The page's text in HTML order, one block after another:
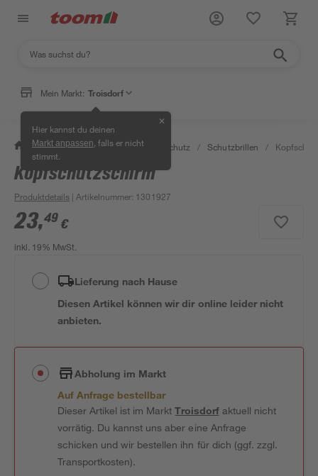
Mein Markt: Troisdorf
Hier kannst du deinen
Markt anpassen , falls er nicht
stimmt.
✕
/ Bauen & Renovieren / Arbeitsschutz / Schutzbrillen /
Kopfschutzschirm
Produktdetails | Artikelnummer: 1301927
23,49 €
inkl. 19% MwSt.
Lieferung nach Hause
Diesen Artikel können wir dir online leider nicht
anbieten.
Abholung im Markt
Auf Anfrage bestellbar
Dieser Artikel ist im MarktTroisdorfaktuell nicht
vorrätig. Du kannst uns aber eine Anfrage
schicken und wir bestellen ihn für dich (ggf. zzgl.
Transportkosten).